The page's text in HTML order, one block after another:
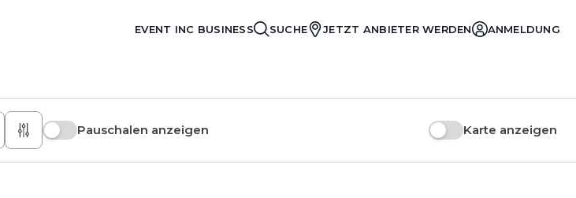
EVENT INC BUSINESS SUCHE JETZT ANBIETER WERDEN ANMELDUNG
Pauschalen anzeigen Karte anzeigen